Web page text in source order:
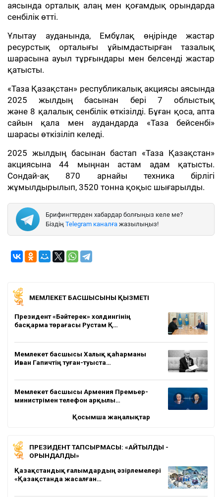
аясында орталық алаң мен қоғамдық орындарда
сенбілік өтті.
Ұлытау ауданында, Ембұлақ өңірінде жастар
ресурстық орталығы ұйымдастырған тазалық
шарасына ауыл тұрғындары мен белсенді жастар
қатысты.
«Таза Қазақстан» республикалық акциясы аясында
2025 жылдың басынан бері 7 облыстық
және 8 қалалық сенбілік өткізілді. Бұған қоса, апта
сайын қала мен аудандарда «Таза бейсенбі»
шарасы өткізіліп келеді.
2025 жылдың басынан бастап «Таза Қазақстан»
акциясына 44 мыңнан астам адам қатысты.
Сондай-ақ 870 арнайы техника бірлігі
жұмылдырылып, 3520 тонна қоқыс шығарылды.
Брифингтерден хабардар болғыңыз келе ме?
Біздің Telegram каналға жазылыңыз!
МЕМЛЕКЕТ БАСШЫСЫНЫҢ ҚЫЗМЕТІ
Президент «Бәйтерек» холдингінің
басқарма төрағасы Рустам Қ…
Мемлекет басшысы Халық қаһарманы
Иван Гапичтің туған-туыста…
Мемлекет басшысы Армения Премьер-
министрімен телефон арқылы…
Қосымша жаңалықтар
ПРЕЗИДЕНТ ТАПСЫРМАСЫ: «АЙТЫЛДЫ -
ОРЫНДАЛДЫ»
Қазақстандық ғалымдардың әзірлемелері
«Қазақстанда жасалған…